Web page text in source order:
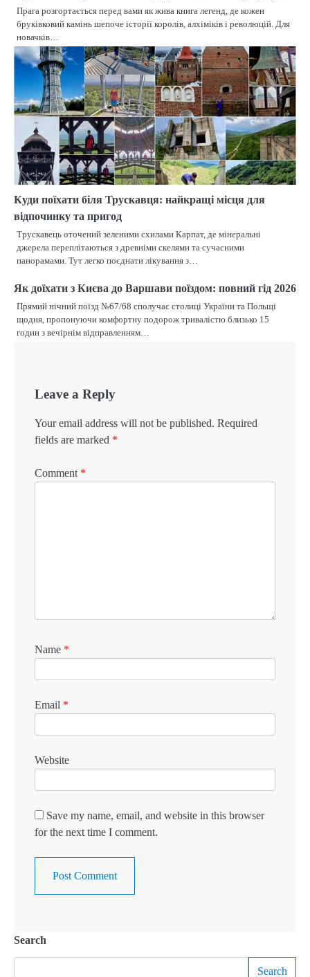
Прага розгортається перед вами як жива книга легенд, де кожен
бруківковий камінь шепоче історії королів, алхіміків і революцій. Для
новачків…
Куди поїхати біля Трускавця: найкращі місця для
відпочинку та пригод
Трускавець оточений зеленими схилами Карпат, де мінеральні
джерела переплітаються з древніми скелями та сучасними
панорамами. Тут легко поєднати лікування з…
Як доїхати з Києва до Варшави поїздом: повний гід 2026
Прямий нічний поїзд №67/68 сполучає столиці України та Польщі
щодня, пропонуючи комфортну подорож тривалістю близько 15
годин з вечірнім відправленням…
Leave a Reply
Your email address will not be published. Required
fields are marked *
Comment *
Name *
Email *
Website
Save my name, email, and website in this browser
for the next time I comment.
Search
Search